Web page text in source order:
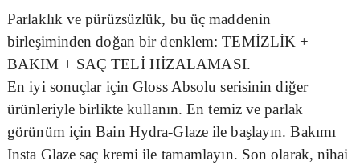
Parlaklık ve pürüzsüzlük, bu üç maddenin
birleşiminden doğan bir denklem: TEMİZLİK +
BAKIM + SAÇ TELİ HİZALAMASI.
En iyi sonuçlar için Gloss Absolu serisinin diğer
ürünleriyle birlikte kullanın. En temiz ve parlak
görünüm için Bain Hydra-Glaze ile başlayın. Bakımı
Insta Glaze saç kremi ile tamamlayın. Son olarak, nihai